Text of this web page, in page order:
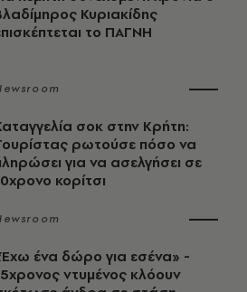
Κυριακίδης
το ΠΑΓΝΗ
σοκ στην Κρήτη:
ρωτούσε πόσο να
για να ασελγήσει σε
κορίτσι
ένα δώρο για εσένα» -
ντυμένος κλόουν